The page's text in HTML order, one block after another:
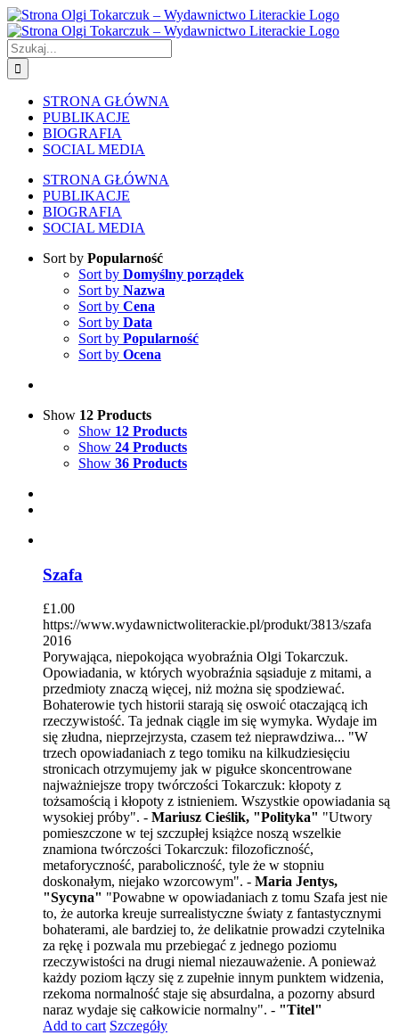
Skip
to
content
Szukaj
STRONA GŁÓWNA
PUBLIKACJE
BIOGRAFIA
SOCIAL MEDIA
STRONA GŁÓWNA
PUBLIKACJE
BIOGRAFIA
SOCIAL MEDIA
Sort by Popularność
Sort by Domyślny porządek
Sort by Nazwa
Sort by Cena
Sort by Data
Sort by Popularność
Sort by Ocena
Show 12 Products
Show 12 Products
Show 24 Products
Show 36 Products
Szafa
£1.00
https://www.wydawnictwoliterackie.pl/produkt/3813/szafa
2016
Porywająca, niepokojąca wyobraźnia Olgi Tokarczuk.
Opowiadania, w których wyobraźnia sąsiaduje z mitami, a
przedmioty znaczą więcej, niż można się spodziewać.
Bohaterowie tych historii starają się oswoić otaczającą ich
rzeczywistość. Ta jednak ciągle im się wymyka. Wydaje im
się złudna, nieprzejrzysta, czasem też nieprawdziwa... "W
trzech opowiadaniach z tego tomiku na kilkudziesięciu
stronicach otrzymujemy jak w pigułce skoncentrowane
najważniejsze tropy twórczości Tokarczuk: kłopoty z
tożsamością i kłopoty z istnieniem. Wszystkie opowiadania są
wysokiej próby". - Mariusz Cieślik, "Polityka" "Utwory
pomieszczone w tej szczupłej książce noszą wszelkie
znamiona twórczości Tokarczuk: filozoficzność,
metaforyczność, paraboliczność, tyle że w stopniu
doskonałym, niejako wzorcowym". - Maria Jentys,
"Sycyna" "Powabne w opowiadaniach z tomu Szafa jest nie
to, że autorka kreuje surrealistyczne światy z fantastycznymi
bohaterami, ale bardziej to, że delikatnie prowadzi czytelnika
za rękę i pozwala mu przebiegać z jednego poziomu
rzeczywistości na drugi niemal niezauważenie. A ponieważ
każdy poziom łączy się z zupełnie innym punktem widzenia,
rzekoma normalność staje się absurdalna, a pozorny absurd
naraz wydaje się całkowicie normalny". - "Titel"
Add to cart Szczegóły